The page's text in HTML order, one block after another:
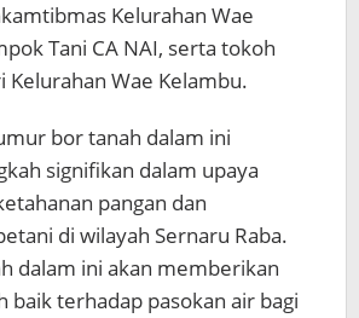
Kelurahan Wae
Tani CA NAI, serta tokoh
Kelurahan Wae Kelambu.
bor tanah dalam ini
signifikan dalam upaya
pangan dan
di wilayah Sernaru Raba.
dalam ini akan memberikan
baik terhadap pasokan air bagi